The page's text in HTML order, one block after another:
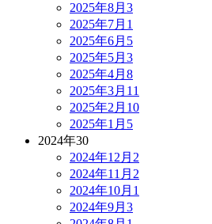
2025年8月 3
2025年7月 1
2025年6月 5
2025年5月 3
2025年4月 8
2025年3月 11
2025年2月 10
2025年1月 5
2024年30
2024年12月 2
2024年11月 2
2024年10月 1
2024年9月 3